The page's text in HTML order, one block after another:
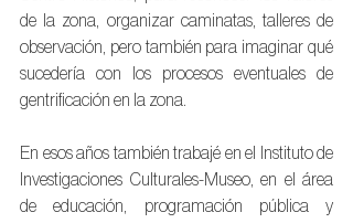
de la zona, organizar caminatas, talleres de
observación, pero también para imaginar qué
sucedería con los procesos eventuales de
gentrificación en la zona.
En esos años también trabajé en el Instituto de
Investigaciones Culturales-Museo, en el área
de educación, programación pública y